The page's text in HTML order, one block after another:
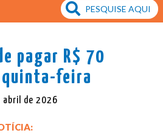
pagar R$ 70
feira
abril de 2026